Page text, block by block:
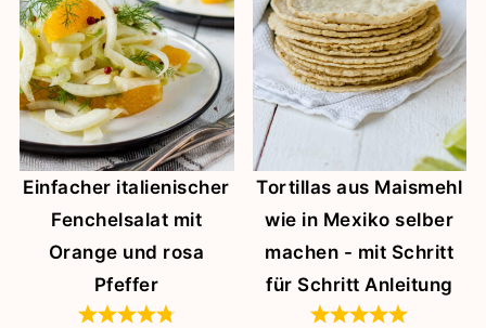
Einfacher italienischer
Fenchelsalat mit
Orange und rosa
Pfeffer
Tortillas aus Maismehl
wie in Mexiko selber
machen - mit Schritt
für Schritt Anleitung